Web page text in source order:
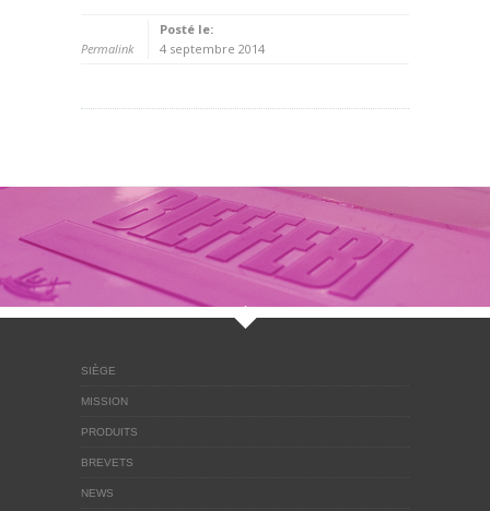
Permalink
Posté le:
4 septembre 2014
SIÈGE
MISSION
PRODUITS
BREVETS
NEWS